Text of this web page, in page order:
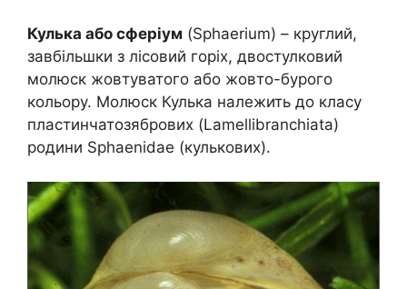
Кулька або сферіум (Sphaerium) – круглий,
завбільшки з лісовий горіх, двостулковий
молюск жовтуватого або жовто-бурого
кольору. Молюск Кулька належить до класу
пластинчатозябрових (Lamellibranchiata)
родини Sphaenidae (кулькових).